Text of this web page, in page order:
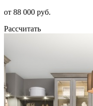
от 88 000 руб.
Рассчитать